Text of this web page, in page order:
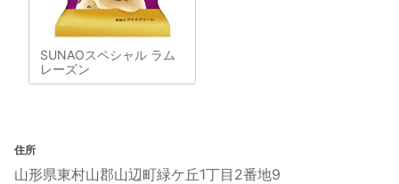
SUNAOスペシャル ラム
レーズン
住所
山形県東村山郡山辺町緑ケ丘1丁目2番地9